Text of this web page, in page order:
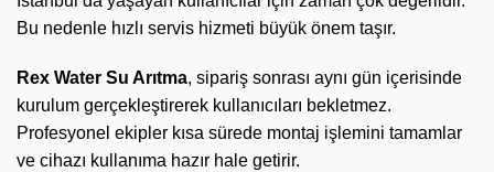
Bu nedenle hızlı servis hizmeti büyük önem taşır.
Rex Water Su Arıtma, sipariş sonrası aynı gün içerisinde
kurulum gerçekleştirerek kullanıcıları bekletmez.
Profesyonel ekipler kısa sürede montaj işlemini tamamlar
ve cihazı kullanıma hazır hale getirir.